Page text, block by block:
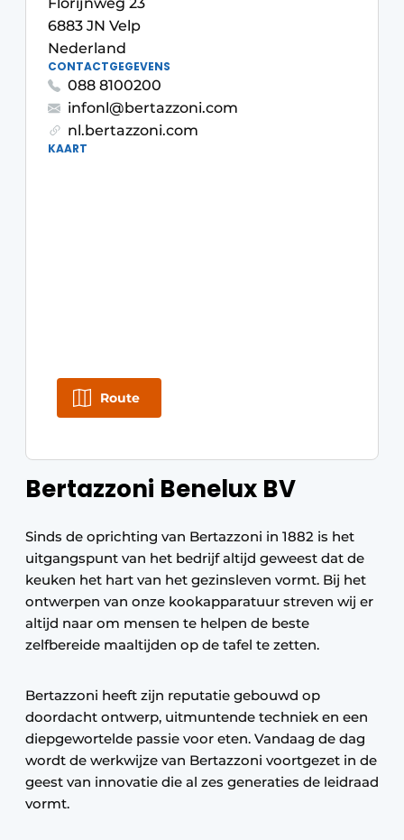
Privacy / Cookie statement
Vacature aanmelden
Vacatures
Video’s
Werkbladen
Meubelbeslag & Kastindeling
Bertazzoni Benelux BV
Sinds de oprichting van Bertazzoni in 1882 is het
uitgangspunt van het bedrijf altijd geweest dat de
keuken het hart van het gezinsleven vormt. Bij het
ontwerpen van onze kookapparatuur streven wij er
altijd naar om mensen te helpen de beste
zelfbereide maaltijden op de tafel te zetten.
Bertazzoni heeft zijn reputatie gebouwd op
doordacht ontwerp, uitmuntende techniek en een
diepgewortelde passie voor eten. Vandaag de dag
wordt de werkwijze van Bertazzoni voortgezet in de
geest van innovatie die al zes generaties de leidraad
vormt.
6883 JN Velp
Nederland
CONTACTGEGEVENS
088 8100200
infonl@bertazzoni.com
nl.bertazzoni.com
KAART
Route